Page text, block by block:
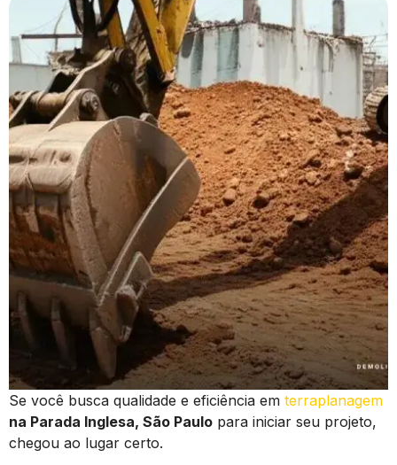
Se você busca qualidade e eficiência em terraplanagem
na Parada Inglesa, São Paulo para iniciar seu projeto,
chegou ao lugar certo.